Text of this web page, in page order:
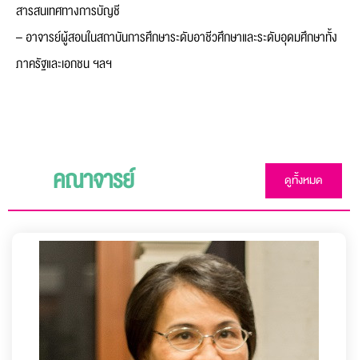
สารสนเทศทางการบัญชี
– อาจารย์ผู้สอนในสถาบันการศึกษาระดับอาชีวศึกษาและระดับอุดมศึกษาทั้ง
ภาครัฐและเอกชน ฯลฯ
คณาจารย์ ดูทั้งหมด